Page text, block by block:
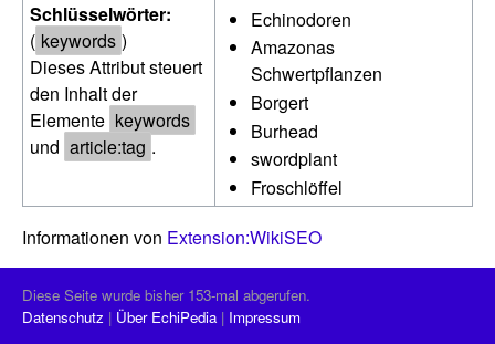
Schlüsselwörter:
( keywords )
Dieses Attribut steuert
den Inhalt der
Elemente keywords
und article:tag .
Echinodoren
Amazonas
Schwertpflanzen
Borgert
Burhead
swordplant
Froschlöffel
Informationen von Extension:WikiSEO
Diese Seite wurde bisher 153-mal abgerufen.
Datenschutz
Über EchiPedia Impressum